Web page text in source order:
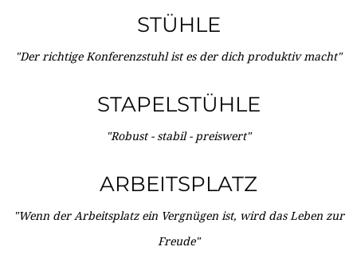
STÜHLE
"Der richtige Konferenzstuhl ist es der dich produktiv macht"
STAPELSTÜHLE
"Robust - stabil - preiswert"
ARBEITSPLATZ
"Wenn der Arbeitsplatz ein Vergnügen ist, wird das Leben zur
Freude"